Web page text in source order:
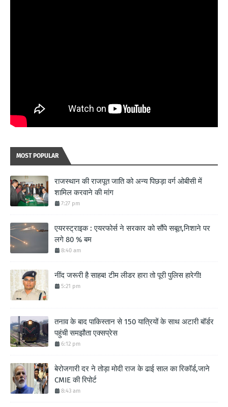
MOST POPULAR
राजस्थान की राजपूत जाति को अन्य पिछड़ा वर्ग ओबीसी में
शामिल करवाने की मांग
7:27 pm
एयरस्ट्राइक : एयरफोर्स ने सरकार को सौंपे सबूत,निशाने पर
लगे 80 % बम
8:40 am
नींद जरूरी है साहब! टीम लीडर हारा तो पूरी पुलिस हारेगी!
5:21 pm
तनाव के बाद पाकिस्तान से 150 यात्रियों के साथ अटारी बॉर्डर
पहुंची समझौता एक्सप्रेस
6:12 pm
बेरोजगारी दर ने तोड़ा मोदी राज के ढाई साल का रिकॉर्ड,जाने
CMIE की रिपोर्ट
8:43 am